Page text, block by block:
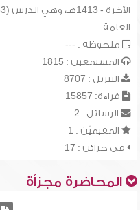
العامة.
ملحوظة : ---
المستمعين : 1815
التنزيل : 8707
قراءة: 15857
الرسائل : 2
المقيميّن : 1
في خزائن : 17
المحاضرة مجزأة